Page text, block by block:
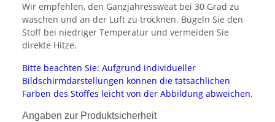
Wir empfehlen, den Ganzjahressweat bei 30 Grad zu
waschen und an der Luft zu trocknen. Bügeln Sie den
Stoff bei niedriger Temperatur und vermeiden Sie
direkte Hitze.
Bitte beachten Sie: Aufgrund individueller
Bildschirmdarstellungen können die tatsächlichen
Farben des Stoffes leicht von der Abbildung abweichen.
Angaben zur Produktsicherheit